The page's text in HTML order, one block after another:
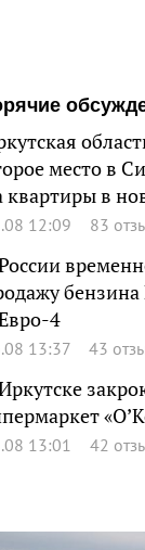
место в
квартиры в
12:09 83
4
13:37 43
13:01 42